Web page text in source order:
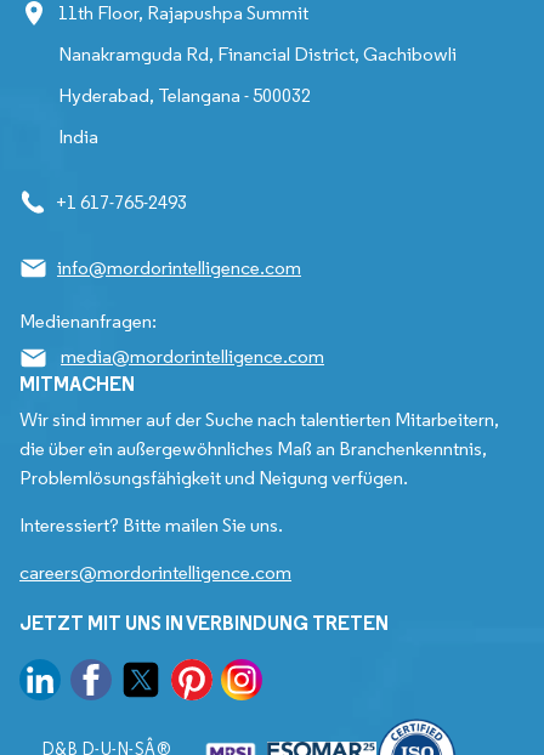
11th Floor, Rajapushpa Summit
Nanakramguda Rd, Financial District, Gachibowli
Hyderabad, Telangana - 500032
India
+1 617-765-2493
info@mordorintelligence.com
Medienanfragen:
media@mordorintelligence.com
MITMACHEN
Wir sind immer auf der Suche nach talentierten Mitarbeitern,
die über ein außergewöhnliches Maß an Branchenkenntnis,
Problemlösungsfähigkeit und Neigung verfügen.
Interessiert? Bitte mailen Sie uns.
careers@mordorintelligence.com
JETZT MIT UNS IN VERBINDUNG TRETEN
D&B D-U-N-SÂ®